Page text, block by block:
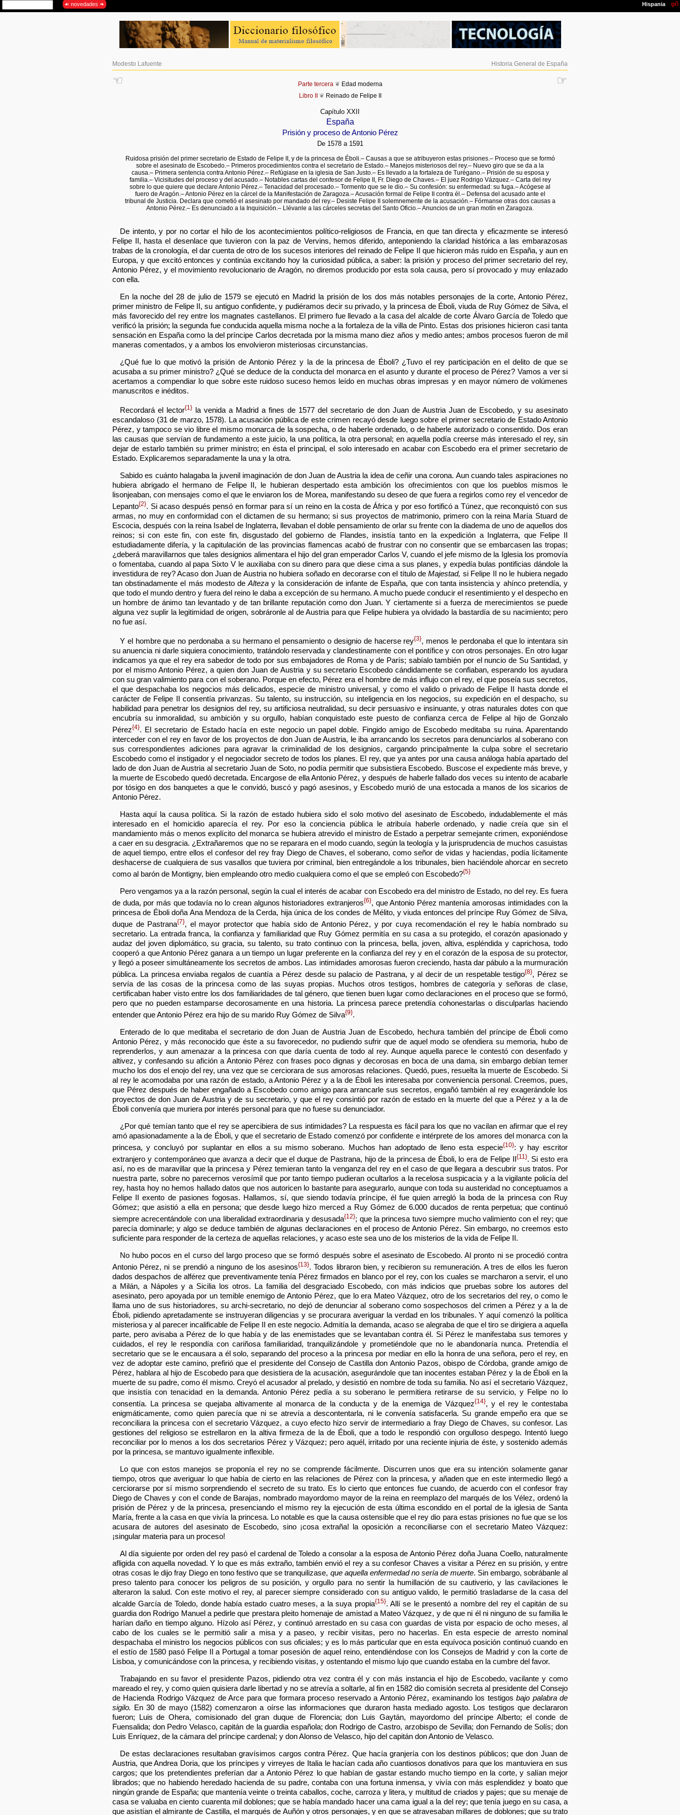
Modesto Lafuente Historia General de España
☜ ☞
Parte tercera ❦ Edad moderna
Libro II
❦ Reinado de Felipe II
Capítulo XXII
España
Prisión y proceso de Antonio Pérez
De 1578 a 1591
Ruidosa prisión del primer secretario de Estado de Felipe II, y de la princesa de Éboli.– Causas a que se atribuyeron estas prisiones.– Proceso que se formó
sobre el asesinato de Escobedo.– Primeros procedimientos contra el secretario de Estado.– Manejos misteriosos del rey.– Nuevo giro que se da a la
causa.– Primera sentencia contra Antonio Pérez.– Refúgiase en la iglesia de San Justo.– Es llevado a la fortaleza de Turégano.– Prisión de su esposa y
familia.– Vicisitudes del proceso y del acusado.– Notables cartas del confesor de Felipe II, Fr. Diego de Chaves.– El juez Rodrigo Vázquez.– Carta del rey
sobre lo que quiere que declare Antonio Pérez.– Tenacidad del procesado.– Tormento que se le dio.– Su confesión: su enfermedad: su fuga.– Acógese al
fuero de Aragón.– Antonio Pérez en la cárcel de la Manifestación de Zaragoza.– Acusación formal de Felipe II contra él.– Defensa del acusado ante el
tribunal de Justicia. Declara que cometió el asesinato por mandado del rey.– Desiste Felipe II solemnemente de la acusación.– Fórmanse otras dos causas a
Antonio Pérez.– Es denunciado a la Inquisición.– Llévanle a las cárceles secretas del Santo Oficio.– Anuncios de un gran motín en Zaragoza.
De intento, y por no cortar el hilo de los acontecimientos político-religiosos de Francia, en que tan directa y eficazmente se interesó
Felipe II, hasta el desenlace que tuvieron con la paz de Vervins, hemos diferido, anteponiendo la claridad histórica a las embarazosas
trabas de la cronología, el dar cuenta de otro de los sucesos interiores del reinado de Felipe II que hicieron más ruido en España, y aun en
Europa, y que excitó entonces y continúa excitando hoy la curiosidad pública, a saber: la prisión y proceso del primer secretario del rey,
Antonio Pérez, y el movimiento revolucionario de Aragón, no diremos producido por esta sola causa, pero sí provocado y muy enlazado
con ella.
En la noche del 28 de julio de 1579 se ejecutó en Madrid la prisión de los dos más notables personajes de la corte, Antonio Pérez,
primer ministro de Felipe II, su antiguo confidente, y pudiéramos decir su privado, y la princesa de Éboli, viuda de Ruy Gómez de Silva, el
más favorecido del rey entre los magnates castellanos. El primero fue llevado a la casa del alcalde de corte Álvaro García de Toledo que
verificó la prisión; la segunda fue conducida aquella misma noche a la fortaleza de la villa de Pinto. Estas dos prisiones hicieron casi tanta
sensación en España como la del príncipe Carlos decretada por la misma mano diez años y medio antes; ambos procesos fueron de mil
maneras comentados, y a ambos los envolvieron misteriosas circunstancias.
¿Qué fue lo que motivó la prisión de Antonio Pérez y la de la princesa de Éboli? ¿Tuvo el rey participación en el delito de que se
acusaba a su primer ministro? ¿Qué se deduce de la conducta del monarca en el asunto y durante el proceso de Pérez? Vamos a ver si
acertamos a compendiar lo que sobre este ruidoso suceso hemos leído en muchas obras impresas y en mayor número de volúmenes
manuscritos e inéditos.
Recordará el lector{1}la venida a Madrid a fines de 1577 del secretario de don Juan de Austria Juan de Escobedo, y su asesinato
escandaloso (31 de marzo, 1578). La acusación pública de este crimen recayó desde luego sobre el primer secretario de Estado Antonio
Pérez, y tampoco se vio libre el mismo monarca de la sospecha, o de haberle ordenado, o de haberle autorizado o consentido. Dos eran
las causas que servían de fundamento a este juicio, la una política, la otra personal; en aquella podía creerse más interesado el rey, sin
dejar de estarlo también su primer ministro; en ésta el principal, el solo interesado en acabar con Escobedo era el primer secretario de
Estado. Explicaremos separadamente la una y la otra.
Sabido es cuánto halagaba la juvenil imaginación de don Juan de Austria la idea de ceñir una corona. Aun cuando tales aspiraciones no
hubiera abrigado el hermano de Felipe II, le hubieran despertado esta ambición los ofrecimientos con que los pueblos mismos le
lisonjeaban, con mensajes como el que le enviaron los de Morea, manifestando su deseo de que fuera a regirlos como rey el vencedor de
Lepanto{2}. Si acaso después pensó en formar para sí un reino en la costa de África y por eso fortificó a Túnez, que reconquistó con sus
armas, no muy en conformidad con el dictamen de su hermano; si sus proyectos de matrimonio, primero con la reina María Stuard de
Escocia, después con la reina Isabel de Inglaterra, llevaban el doble pensamiento de orlar su frente con la diadema de uno de aquellos dos
reinos; si con este fin, con este fin, disgustado del gobierno de Flandes, insistía tanto en la expedición a Inglaterra, que Felipe II
estudiadamente difería, y la capitulación de las provincias flamencas acabó de frustrar con no consentir que se embarcasen las tropas;
¿deberá maravillarnos que tales designios alimentara el hijo del gran emperador Carlos V, cuando el jefe mismo de la Iglesia los promovía
o fomentaba, cuando al papa Sixto V le auxiliaba con su dinero para que diese cima a sus planes, y expedía bulas pontificias dándole la
investidura de rey? Acaso don Juan de Austria no hubiera soñado en decorarse con el título deMajestad, si Felipe II no le hubiera negado
tan obstinadamente el más modesto deAlteza y la consideración de infante de España, que con tanta insistencia y ahínco pretendía, y
que todo el mundo dentro y fuera del reino le daba a excepción de su hermano. A mucho puede conducir el resentimiento y el despecho en
un hombre de ánimo tan levantado y de tan brillante reputación como don Juan. Y ciertamente si a fuerza de merecimientos se puede
alguna vez suplir la legitimidad de origen, sobráronle al de Austria para que Felipe hubiera ya olvidado la bastardía de su nacimiento; pero
no fue así.
Y el hombre que no perdonaba a su hermano el pensamiento o designio de hacerse rey{3}, menos le perdonaba el que lo intentara sin
su anuencia ni darle siquiera conocimiento, tratándolo reservada y clandestinamente con el pontífice y con otros personajes. En otro lugar
indicamos ya que el rey era sabedor de todo por sus embajadores de Roma y de París; sabíalo también por el nuncio de Su Santidad, y
por el mismo Antonio Pérez, a quien don Juan de Austria y su secretario Escobedo cándidamente se confiaban, esperando los ayudara
con su gran valimiento para con el soberano. Porque en efecto, Pérez era el hombre de más influjo con el rey, el que poseía sus secretos,
el que despachaba los negocios más delicados, especie de ministro universal, y como el valido o privado de Felipe II hasta donde el
carácter de Felipe II consentía privanzas. Su talento, su instrucción, su inteligencia en los negocios, su expedición en el despacho, su
habilidad para penetrar los designios del rey, su artificiosa neutralidad, su decir persuasivo e insinuante, y otras naturales dotes con que
encubría su inmoralidad, su ambición y su orgullo, habían conquistado este puesto de confianza cerca de Felipe al hijo de Gonzalo
Pérez{4}. El secretario de Estado hacía en este negocio un papel doble. Fingido amigo de Escobedo meditaba su ruina. Aparentando
interceder con el rey en favor de los proyectos de don Juan de Austria, le iba arrancando los secretos para denunciarlos al soberano con
sus correspondientes adiciones para agravar la criminalidad de los designios, cargando principalmente la culpa sobre el secretario
Escobedo como el instigador y el negociador secreto de todos los planes. El rey, que ya antes por una causa análoga había apartado del
lado de don Juan de Austria al secretario Juan de Soto, no podía permitir que subsistiera Escobedo. Buscose el expediente más breve, y
la muerte de Escobedo quedó decretada. Encargose de ella Antonio Pérez, y después de haberle fallado dos veces su intento de acabarle
por tósigo en dos banquetes a que le convidó, buscó y pagó asesinos, y Escobedo murió de una estocada a manos de los sicarios de
Antonio Pérez.
Hasta aquí la causa política. Si la razón de estado hubiera sido el solo motivo del asesinato de Escobedo, indudablemente el más
interesado en el homicidio aparecía el rey. Por eso la conciencia pública le atribuía haberle ordenado, y nadie creía que sin el
mandamiento más o menos explícito del monarca se hubiera atrevido el ministro de Estado a perpetrar semejante crimen, exponiéndose
a caer en su desgracia. ¿Extrañaremos que no se reparara en el modo cuando, según la teología y la jurisprudencia de muchos casuistas
de aquel tiempo, entre ellos el confesor del rey fray Diego de Chaves, el soberano, como señor de vidas y haciendas, podía lícitamente
deshacerse de cualquiera de sus vasallos que tuviera por criminal, bien entregándole a los tribunales, bien haciéndole ahorcar en secreto
como al barón de Montigny, bien empleando otro medio cualquiera como el que se empleó con Escobedo?{5}
Pero vengamos ya a la razón personal, según la cual el interés de acabar con Escobedo era del ministro de Estado, no del rey. Es fuera
de duda, por más que todavía no lo crean algunos historiadores extranjeros{6}, que Antonio Pérez mantenía amorosas intimidades con la
princesa de Éboli doña Ana Mendoza de la Cerda, hija única de los condes de Mélito, y viuda entonces del príncipe Ruy Gómez de Silva,
duque de Pastrana{7}, el mayor protector que había sido de Antonio Pérez, y por cuya recomendación el rey le había nombrado su
secretario. La entrada franca, la confianza y familiaridad que Ruy Gómez permitía en su casa a su protegido, el corazón apasionado y
audaz del joven diplomático, su gracia, su talento, su trato continuo con la princesa, bella, joven, altiva, espléndida y caprichosa, todo
cooperó a que Antonio Pérez ganara a un tiempo un lugar preferente en la confianza del rey y en el corazón de la esposa de su protector,
y llegó a poseer simultáneamente los secretos de ambos. Las intimidades amorosas fueron creciendo, hasta dar pábulo a la murmuración
pública. La princesa enviaba regalos de cuantía a Pérez desde su palacio de Pastrana, y al decir de un respetable testigo{8}, Pérez se
servía de las cosas de la princesa como de las suyas propias. Muchos otros testigos, hombres de categoría y señoras de clase,
certificaban haber visto entre los dos familiaridades de tal género, que tienen buen lugar como declaraciones en el proceso que se formó,
pero que no pueden estamparse decorosamente en una historia. La princesa parece pretendía cohonestarlas o disculparlas haciendo
entender que Antonio Pérez era hijo de su marido Ruy Gómez de Silva{9}.
Enterado de lo que meditaba el secretario de don Juan de Austria Juan de Escobedo, hechura también del príncipe de Éboli como
Antonio Pérez, y más reconocido que éste a su favorecedor, no pudiendo sufrir que de aquel modo se ofendiera su memoria, hubo de
reprenderlos, y aun amenazar a la princesa con que daría cuenta de todo al rey. Aunque aquella parece le contestó con desenfado y
altivez, y confesando su afición a Antonio Pérez con frases poco dignas y decorosas en boca de una dama, sin embargo debían temer
mucho los dos el enojo del rey, una vez que se cerciorara de sus amorosas relaciones. Quedó, pues, resuelta la muerte de Escobedo. Si
al rey le acomodaba por una razón de estado, a Antonio Pérez y a la de Éboli les interesaba por conveniencia personal. Creemos, pues,
que Pérez después de haber engañado a Escobedo como amigo para arrancarle sus secretos, engañó también al rey exagerándole los
proyectos de don Juan de Austria y de su secretario, y que el rey consintió por razón de estado en la muerte del que a Pérez y a la de
Éboli convenía que muriera por interés personal para que no fuese su denunciador.
¿Por qué temían tanto que el rey se apercibiera de sus intimidades? La respuesta es fácil para los que no vacilan en afirmar que el rey
amó apasionadamente a la de Éboli, y que el secretario de Estado comenzó por confidente e intérprete de los amores del monarca con la
princesa, y concluyó por suplantar en ellos a su mismo soberano. Muchos han adoptado de lleno esta especie{10}: y hay escritor
extranjero y contemporáneo que avanza a decir que el duque de Pastrana, hijo de la princesa de Éboli, lo era de Felipe II{11}. Si esto era
así, no es de maravillar que la princesa y Pérez temieran tanto la venganza del rey en el caso de que llegara a descubrir sus tratos. Por
nuestra parte, sobre no parecernos verosímil que por tanto tiempo pudieran ocultarlos a la recelosa suspicacia y a la vigilante policía del
rey, hasta hoy no hemos hallado datos que nos autoricen lo bastante para asegurarlo, aunque con toda su austeridad no conceptuamos a
Felipe II exento de pasiones fogosas. Hallamos, sí, que siendo todavía príncipe, él fue quien arregló la boda de la princesa con Ruy
Gómez; que asistió a ella en persona; que desde luego hizo merced a Ruy Gómez de 6.000 ducados de renta perpetua; que continuó
siempre acrecentándole con una liberalidad extraordinaria y desusada{12}; que la princesa tuvo siempre mucho valimiento con el rey; que
parecía dominarle; y algo se deduce también de algunas declaraciones en el proceso de Antonio Pérez. Sin embargo, no creemos esto
suficiente para responder de la certeza de aquellas relaciones, y acaso este sea uno de los misterios de la vida de Felipe II.
No hubo pocos en el curso del largo proceso que se formó después sobre el asesinato de Escobedo. Al pronto ni se procedió contra
Antonio Pérez, ni se prendió a ninguno de los asesinos{13}. Todos libraron bien, y recibieron su remuneración. A tres de ellos les fueron
dados despachos de alférez que preventivamente tenía Pérez firmados en blanco por el rey, con los cuales se marcharon a servir, el uno
a Milán, a Nápoles y a Sicilia los otros. La familia del desgraciado Escobedo, con más indicios que pruebas sobre los autores del
asesinato, pero apoyada por un temible enemigo de Antonio Pérez, que lo era Mateo Vázquez, otro de los secretarios del rey, o como le
llama uno de sus historiadores, su archi-secretario, no dejó de denunciar al soberano como sospechosos del crimen a Pérez y a la de
Éboli, pidiendo apretadamente se instruyeran diligencias y se procurara averiguar la verdad en los tribunales. Y aquí comenzó la política
misteriosa y al parecer incalificable de Felipe II en este negocio. Admitía la demanda, acaso se alegraba de que el tiro se dirigiera a aquella
parte, pero avisaba a Pérez de lo que había y de las enemistades que se levantaban contra él. Si Pérez le manifestaba sus temores y
cuidados, el rey le respondía con cariñosa familiaridad, tranquilizándole y prometiéndole que no le abandonaría nunca. Pretendía el
secretario que se le encausara a él solo, separando del proceso a la princesa por mediar en ello la honra de una señora, pero el rey, en
vez de adoptar este camino, prefirió que el presidente del Consejo de Castilla don Antonio Pazos, obispo de Córdoba, grande amigo de
Pérez, hablara al hijo de Escobedo para que desistiera de la acusación, asegurándole que tan inocentes estaban Pérez y la de Éboli en la
muerte de su padre, como él mismo. Creyó el acusador al prelado, y desistió en nombre de toda su familia. No así el secretario Vázquez,
que insistía con tenacidad en la demanda. Antonio Pérez pedía a su soberano le permitiera retirarse de su servicio, y Felipe no lo
consentía. La princesa se quejaba altivamente al monarca de la conducta y de la enemiga de Vázquez{14}, y el rey le contestaba
enigmáticamente, como quien parecía que ni se atrevía a descontentarla, ni le convenía satisfacerla. Su grande empeño era que se
reconciliara la princesa con el secretario Vázquez, a cuyo efecto hizo servir de intermediario a fray Diego de Chaves, su confesor. Las
gestiones del religioso se estrellaron en la altiva firmeza de la de Éboli, que a todo le respondió con orgulloso despego. Intentó luego
reconciliar por lo menos a los dos secretarios Pérez y Vázquez; pero aquél, irritado por una reciente injuria de éste, y sostenido además
por la princesa, se mantuvo igualmente inflexible.
Lo que con estos manejos se proponía el rey no se comprende fácilmente. Discurren unos que era su intención solamente ganar
tiempo, otros que averiguar lo que había de cierto en las relaciones de Pérez con la princesa, y añaden que en este intermedio llegó a
cerciorarse por sí mismo sorprendiendo el secreto de su trato. Es lo cierto que entonces fue cuando, de acuerdo con el confesor fray
Diego de Chaves y con el conde de Barajas, nombrado mayordomo mayor de la reina en reemplazo del marqués de los Vélez, ordenó la
prisión de Pérez y de la princesa, presenciando el mismo rey la ejecución de esta última escondido en el portal de la iglesia de Santa
María, frente a la casa en que vivía la princesa. Lo notable es que la causa ostensible que el rey dio para estas prisiones no fue que se los
acusara de autores del asesinato de Escobedo, sino ¡cosa extraña! la oposición a reconciliarse con el secretario Mateo Vázquez:
¡singular materia para un proceso!
Al día siguiente por orden del rey pasó el cardenal de Toledo a consolar a la esposa de Antonio Pérez doña Juana Coello, naturalmente
afligida con aquella novedad. Y lo que es más extraño, también envió el rey a su confesor Chaves a visitar a Pérez en su prisión, y entre
otras cosas le dijo fray Diego en tono festivo que se tranquilizase, que aquella enfermedad no sería de muerte. Sin embargo, sobrábanle al
preso talento para conocer los peligros de su posición, y orgullo para no sentir la humillación de su cautiverio, y las cavilaciones le
alteraron la salud. Con este motivo el rey, al parecer siempre considerado con su antiguo valido, le permitió trasladarse de la casa del
alcalde García de Toledo, donde había estado cuatro meses, a la suya propia{15}. Allí se le presentó a nombre del rey el capitán de su
guardia don Rodrigo Manuel a pedirle que prestara pleito homenaje de amistad a Mateo Vázquez, y de que ni él ni ninguno de su familia le
harían daño en tiempo alguno. Hízolo así Pérez, y continuó arrestado en su casa con guardas de vista por espacio de ocho meses, al
cabo de los cuales se le permitió salir a misa y a paseo, y recibir visitas, pero no hacerlas. En esta especie de arresto nominal
despachaba el ministro los negocios públicos con sus oficiales; y es lo más particular que en esta equívoca posición continuó cuando en
el estío de 1580 pasó Felipe II a Portugal a tomar posesión de aquel reino, entendiéndose con los Consejos de Madrid y con la corte de
Lisboa, y comunicándose con la princesa, y recibiendo visitas, y ostentando el mismo lujo que cuando estaba en la cumbre del favor.
Trabajando en su favor el presidente Pazos, pidiendo otra vez contra él y con más instancia el hijo de Escobedo, vacilante y como
mareado el rey, y como quien quisiera darle libertad y no se atrevía a soltarle, al fin en 1582 dio comisión secreta al presidente del Consejo
de Hacienda Rodrigo Vázquez de Arce para que formara proceso reservado a Antonio Pérez, examinando los testigosbajo palabra de
sigilo. En 30 de mayo (1582) comenzaron a oírse las informaciones que duraron hasta mediado agosto. Los testigos que declararon
fueron; Luis de Ohera, comisionado del gran duque de Florencia; don Luis Gaytán, mayordomo del príncipe Alberto; el conde de
Fuensalida; don Pedro Velasco, capitán de la guardia española; don Rodrigo de Castro, arzobispo de Sevilla; don Fernando de Solís; don
Luis Enríquez, de la cámara del príncipe cardenal; y don Alonso de Velasco, hijo del capitán don Antonio de Velasco.
De estas declaraciones resultaban gravísimos cargos contra Pérez. Que hacía granjería con los destinos públicos; que don Juan de
Austria, que Andrea Doria, que los príncipes y virreyes de Italia le hacían cada año cuantiosos donativos para que los mantuviera en sus
cargos; que los pretendientes preferían dar a Antonio Pérez lo que habían de gastar estando mucho tiempo en la corte, y salían mejor
librados; que no habiendo heredado hacienda de su padre, contaba con una fortuna inmensa, y vivía con más esplendidez y boato que
ningún grande de España; que mantenía veinte o treinta caballos, coche, carroza y litera, y multitud de criados y pajes; que su menaje de
casa se valuaba en ciento cuarenta mil doblones; que se había mandado hacer una cama igual a la del rey; que tenía juego en su casa, a
que asistían el almirante de Castilla, el marqués de Auñón y otros personajes, y en que se atravesaban millares de doblones; que su trato